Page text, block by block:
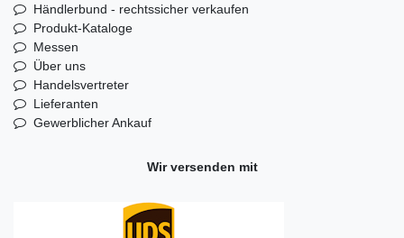
Händlerbund - rechtssicher verkaufen
Produkt-Kataloge
Messen
Über uns
Handelsvertreter
Lieferanten
Gewerblicher Ankauf
Wir versenden mit